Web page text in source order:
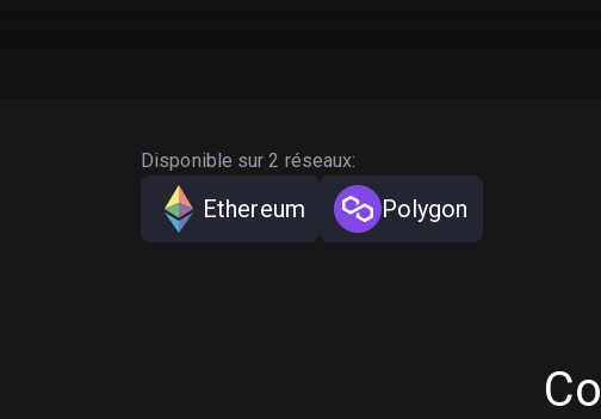
Disponible sur 2 réseaux:
Ethereum Polygon